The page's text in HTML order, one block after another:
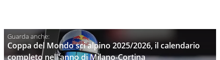
Coppa del Mondo sci alpino 2025/2026, il calendario
completo nell'anno di Milano-Cortina